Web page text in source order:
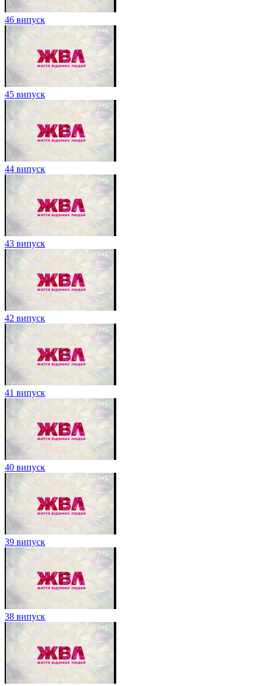
46 випуск
45 випуск
44 випуск
43 випуск
42 випуск
41 випуск
40 випуск
39 випуск
38 випуск